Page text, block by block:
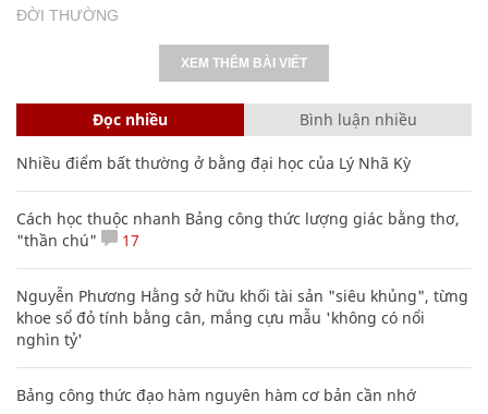
ĐỜI THƯỜNG
XEM THÊM BÀI VIẾT
Đọc nhiều Bình luận nhiều
Nhiều điểm bất thường ở bằng đại học của Lý Nhã Kỳ
Cách học thuộc nhanh Bảng công thức lượng giác bằng thơ,
"thần chú"
17
Nguyễn Phương Hằng sở hữu khối tài sản "siêu khủng", từng
khoe sổ đỏ tính bằng cân, mắng cựu mẫu 'không có nổi
nghìn tỷ'
Bảng công thức đạo hàm nguyên hàm cơ bản cần nhớ